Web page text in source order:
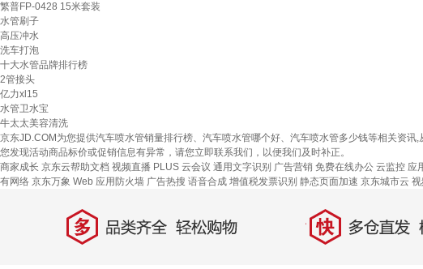
繁普FP-0428 15米套装
水管刷子
高压冲水
洗车打泡
十大水管品牌排行榜
2管接头
亿力xl15
水管卫水宝
牛太太美容清洗
京东JD.COM为您提供汽车喷水管销量排行榜、汽车喷水管哪个好、汽车喷水管多少钱等相关资
您发现活动商品标价或促销信息有异常，请您立即联系我们，以便我们及时补正。
商家成长 京东云帮助文档 视频直播 PLUS 云会议 通用文字识别 广告营销 免费在线办公 云监控 应
有网络 京东万象 Web 应用防火墙 广告热搜 语音合成 增值税发票识别 静态页面加速 京东城市云
多 品类齐全，轻松购物 快 多仓直发，